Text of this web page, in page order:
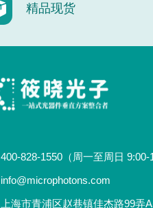
精品现货
400-828-1550（周一至周日 9:00-
info@microphotons.com
上海市青浦区赵巷镇佳杰路99弄